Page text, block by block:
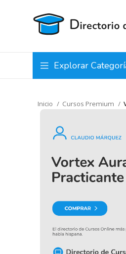
Explorar
Inicio Cursos Premium